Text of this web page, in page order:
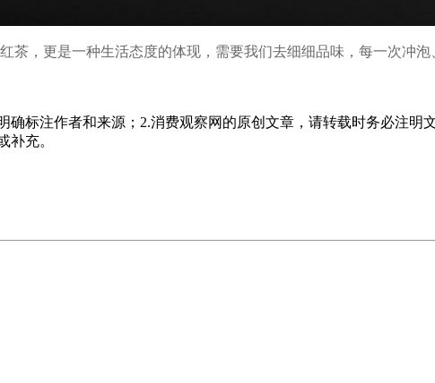
茶，更是一种生活态度的体现，需要我们去细细品味，每一次冲
确标注作者和来源；2.消费观察网的原创文章，请转载时务必注
补充。